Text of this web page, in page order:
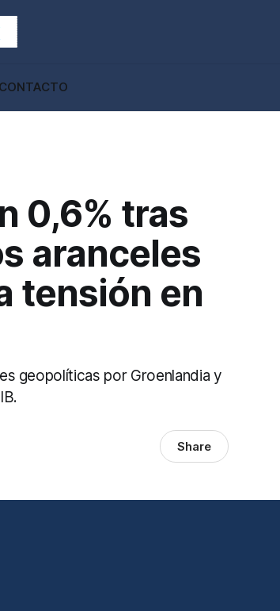
CONTACTO
0,6% tras
aranceles
tensión en
geopolíticas por Groenlandia y
Share